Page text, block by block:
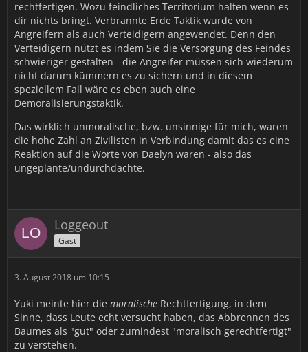
rechtfertigen. Wozu feindliches Territorium halten wenn es
dir nichts bringt. Verbrannte Erde Taktik wurde von
Angreifern als auch Verteidigern angewendet. Denn den
Verteidigern nützt es indem Sie die Versorgung des Feindes
schwieriger gestalten - die Angreifer müssen sich wiederum
nicht darum kümmern es zu sichern und in diesem
speziellem Fall wäre es eben auch eine
Demoralisierungstaktik.
Das wirklich unmoralische, bzw. unsinnige für mich, waren
die hohe Zahl an Zivilisten in Verbindung damit das es eine
Reaktion auf die Worte von Daelyn waren - also das
ungeplante/undurchdachte.
Loggeout
Gast
3. August 2018 um 10:15
Yuki meinte hier die moralische Rechtfertigung, in dem
Sinne, dass Leute echt versucht haben, das Abbrennen des
Baumes als "gut" oder zumindest "moralisch gerechtfertigt"
zu verstehen.